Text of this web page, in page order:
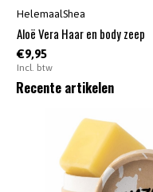
HelemaalShea
Aloë Vera Haar en body zeep
€9,95
Incl. btw
Recente artikelen